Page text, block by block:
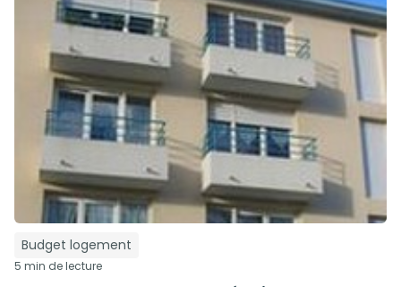
Budget logement
5 min de lecture